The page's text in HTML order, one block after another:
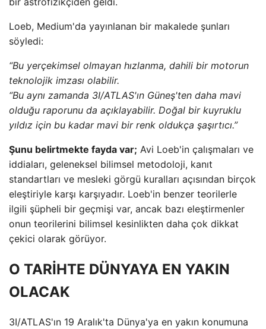
Loeb, Medium'da yayınlanan bir makalede şunları
söyledi:
“Bu yerçekimsel olmayan hızlanma, dahili bir motorun
teknolojik imzası olabilir.
“Bu aynı zamanda 3I/ATLAS'ın Güneş'ten daha mavi
olduğu raporunu da açıklayabilir. Doğal bir kuyruklu
yıldız için bu kadar mavi bir renk oldukça şaşırtıcı.”
Şunu belirtmekte fayda var; Avi Loeb'in çalışmaları ve
iddiaları, geleneksel bilimsel metodoloji, kanıt
standartları ve mesleki görgü kuralları açısından birçok
eleştiriyle karşı karşıyadır. Loeb'in benzer teorilerle
ilgili şüpheli bir geçmişi var, ancak bazı eleştirmenler
onun teorilerini bilimsel kesinlikten daha çok dikkat
çekici olarak görüyor.
O TARİHTE DÜNYAYA EN YAKIN
OLACAK
3I/ATLAS'ın 19 Aralık'ta Dünya'ya en yakın konumuna